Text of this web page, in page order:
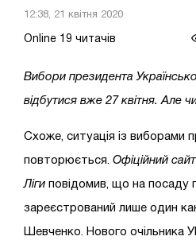
12:38, 21 квітня 2020
Online 19 читачів
Вибори президента
відбутися вже 27 квітня. Але
Схоже, ситуація із виборами
повторюється. Офіційний
Ліги повідомив, що на посаду
зареєстрований лише один
Шевченко. Нового очільника